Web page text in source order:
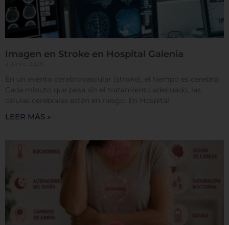
Imagen en Stroke en Hospital Galenia
En un evento cerebrovascular (stroke), el tiempo es cerebro.
Cada minuto que pasa sin el tratamiento adecuado, las
células cerebrales están en riesgo. En Hospital
LEER MÁS »
Cookies de rendimiento
Rechazar todas